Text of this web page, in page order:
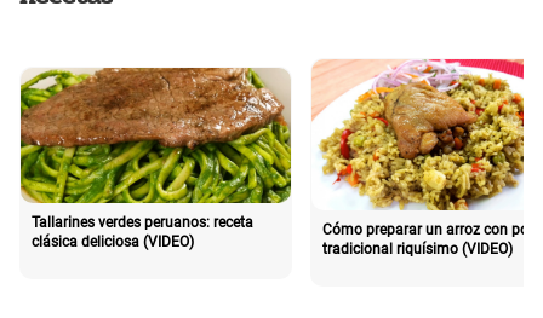
Tallarines verdes peruanos: receta
clásica deliciosa (VIDEO)
Cómo preparar un arroz con pollo
tradicional riquísimo (VIDEO)